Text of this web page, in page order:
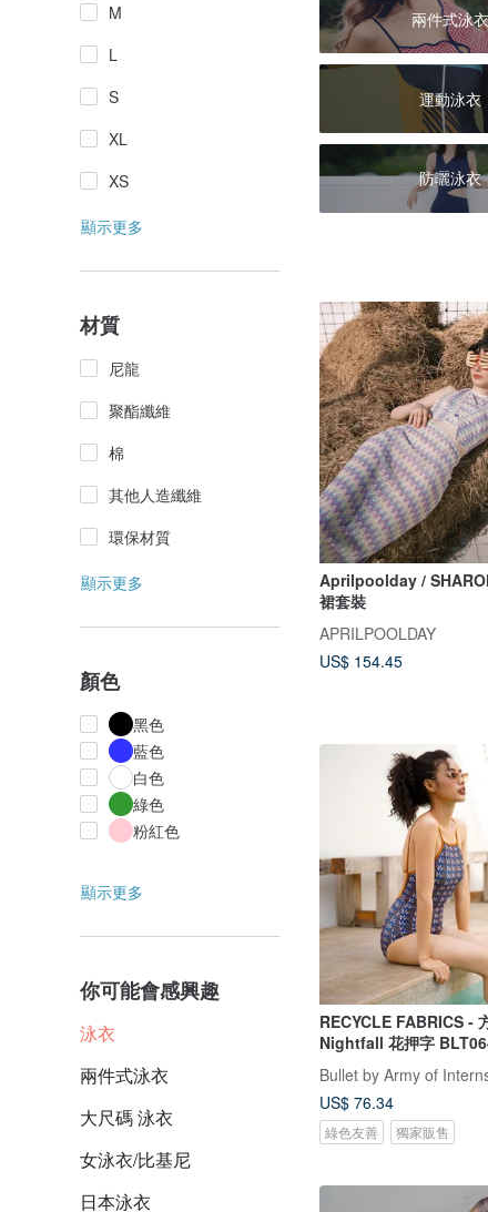
M
L
S
XL
XS
顯示更多
材質
尼龍
聚酯纖維
棉
其他人造纖維
環保材質
顯示更多
顏色
黑色
藍色
白色
綠色
粉紅色
顯示更多
你可能會感興趣
泳衣
兩件式泳衣
大尺碼 泳衣
女泳衣/比基尼
日本泳衣
兩件式泳衣
運動泳衣
防曬泳衣
Aprilpoolday /
裙套裝
APRILPOOLDAY
US$ 154.45
RECYCLE FABRICS -
Nightfall 花押字
Bullet by Army of
US$ 76.34
綠色友善 獨家販售